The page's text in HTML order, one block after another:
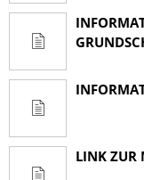
LINK ZUR